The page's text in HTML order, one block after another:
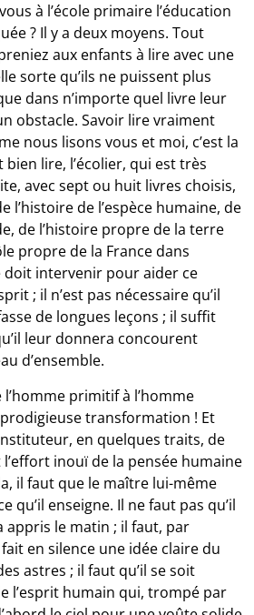
à l’école primaire l’éducation
? Il y a deux moyens. Tout
aux enfants à lire avec une
sorte qu’ils ne puissent plus
dans n’importe quel livre leur
obstacle. Savoir lire vraiment
nous lisons vous et moi, c’est la
lire, l’écolier, qui est très
avec sept ou huit livres choisis,
l’histoire de l’espèce humaine, de
de l’histoire propre de la terre
propre de la France dans
doit intervenir pour aider ce
; il n’est pas nécessaire qu’il
de longues leçons ; il suffit
leur donnera concourent
d’ensemble.
l’homme primitif à l’homme
prodigieuse transformation ! Et
en quelques traits, de
inouï de la pensée humaine
il faut que le maître lui-même
qu’il enseigne. Il ne faut pas qu’il
appris le matin ; il faut, par
en silence une idée claire du
astres ; il faut qu’il se soit
l’esprit humain qui, trompé par